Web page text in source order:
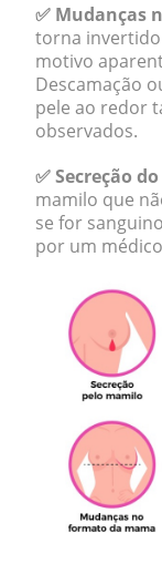
✅ Mudanças
torna
motivo
Descamação
pele ao redor
observados.
✅ Secreção
mamilo que
se for
por um